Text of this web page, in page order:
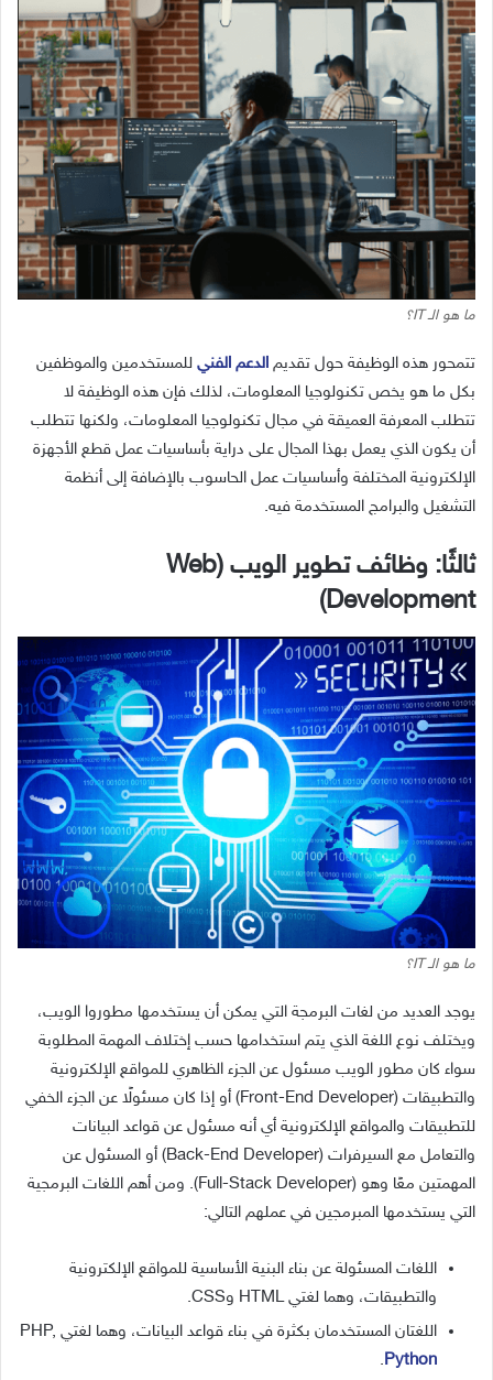
ما هو الـ IT؟
تتمحور هذه الوظيفة حول تقديم الدعم الفني للمستخدمين والموظفين
بكل ما هو يخص تكنولوجيا المعلومات، لذلك فإن هذه الوظيفة لا
تتطلب المعرفة العميقة في مجال تكنولوجيا المعلومات، ولكنها تتطلب
أن يكون الذي يعمل بهذا المجال على دراية بأساسيات عمل قطع الأجهزة
الإلكترونية المختلفة وأساسيات عمل الحاسوب بالإضافة إلى أنظمة
التشغيل والبرامج المستخدمة فيه.
ثالثًا: وظائف تطوير الويب (Web
Development)
ما هو الـ IT؟
يوجد العديد من لغات البرمجة التي يمكن أن يستخدمها مطوروا الويب،
ويختلف نوع اللغة الذي يتم استخدامها حسب إختلاف المهمة المطلوبة
سواء كان مطور الويب مسئول عن الجزء الظاهري للمواقع الإلكترونية
والتطبيقات (Front-End Developer) أو إذا كان مسئولًا عن الجزء الخفي
للتطبيقات والمواقع الإلكترونية أي أنه مسئول عن قواعد البيانات
والتعامل مع السيرفرات (Back-End Developer) أو المسئول عن
المهمتين معًا وهو (Full-Stack Developer). ومن أهم اللغات البرمجية
التي يستخدمها المبرمجين في عملهم التالي:
اللغات المسئولة عن بناء البنية الأساسية للمواقع الإلكترونية
والتطبيقات، وهما لغتي HTML وCSS.
اللغتان المستخدمان بكثرة في بناء قواعد البيانات، وهما لغتي PHP,
Python
.